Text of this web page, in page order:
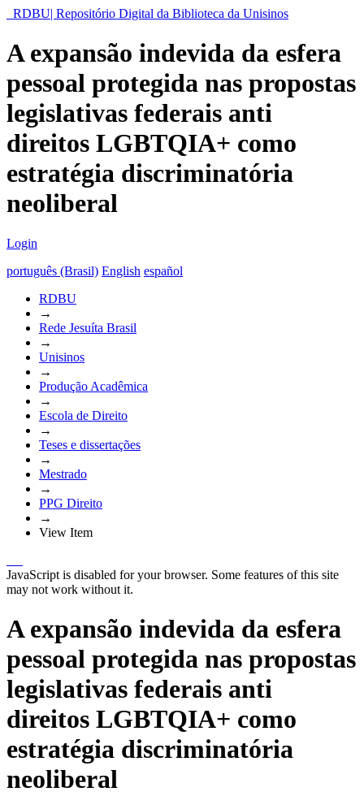
RDBU| Repositório Digital da Biblioteca da Unisinos
A expansão indevida da esfera
pessoal protegida nas propostas
legislativas federais anti
direitos LGBTQIA+ como
estratégia discriminatória
neoliberal
Login
português (Brasil) English español
RDBU
→
Rede Jesuíta Brasil
→
Unisinos
→
Produção Acadêmica
→
Escola de Direito
→
Teses e dissertações
→
Mestrado
→
PPG Direito
→
View Item
JavaScript is disabled for your browser. Some features of this site
may not work without it.
A expansão indevida da esfera
pessoal protegida nas propostas
legislativas federais anti
direitos LGBTQIA+ como
estratégia discriminatória
neoliberal